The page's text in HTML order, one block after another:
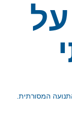
המסורתית.